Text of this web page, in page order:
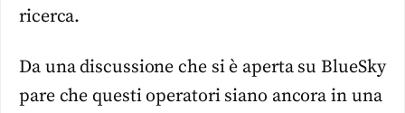
ricerca.
Da una discussione che si è aperta su BlueSky
pare che questi operatori siano ancora in una